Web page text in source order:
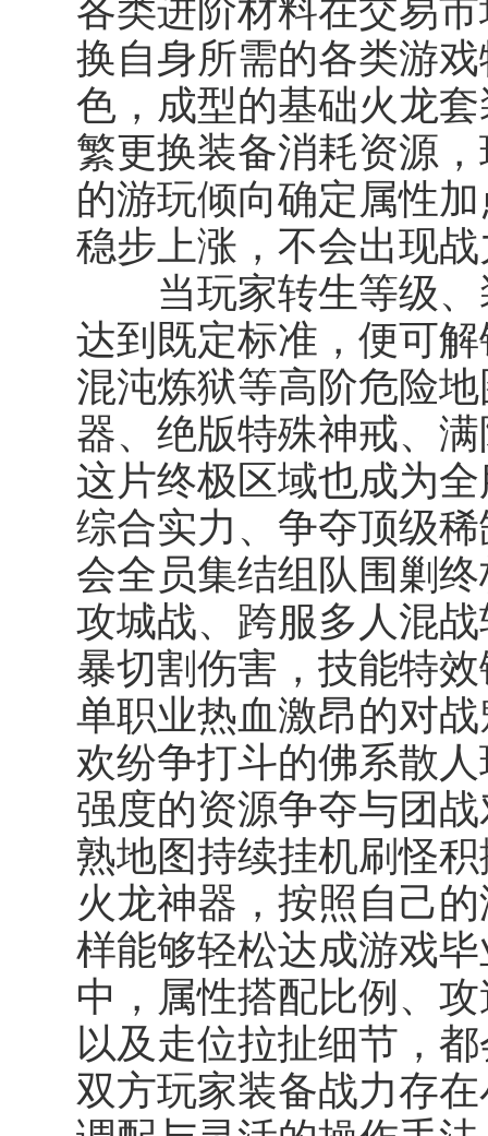
换自身所需的各类游
色，成型的基础火龙
繁更换装备消耗资源
的游玩倾向确定属性
稳步上涨，不会出现
当玩家转生等级、
达到既定标准，便可
混沌炼狱等高阶危险
器、绝版特殊神戒、
这片终极区域也成为
综合实力、争夺顶级
会全员集结组队围剿
攻城战、跨服多人混
暴切割伤害，技能特
单职业热血激昂的对
欢纷争打斗的佛系散
强度的资源争夺与团
熟地图持续挂机刷怪
火龙神器，按照自己
样能够轻松达成游戏
中，属性搭配比例、
以及走位拉扯细节，
双方玩家装备战力存